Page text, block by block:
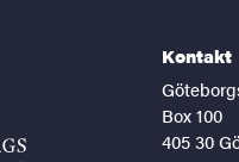
Kontakt
Box 100
405 30